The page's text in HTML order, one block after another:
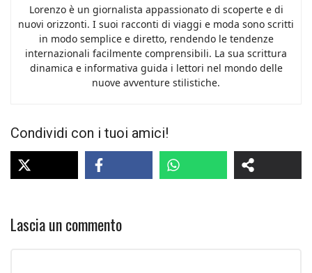
Lorenzo è un giornalista appassionato di scoperte e di
nuovi orizzonti. I suoi racconti di viaggi e moda sono scritti
in modo semplice e diretto, rendendo le tendenze
internazionali facilmente comprensibili. La sua scrittura
dinamica e informativa guida i lettori nel mondo delle
nuove avventure stilistiche.
Condividi con i tuoi amici!
Lascia un commento